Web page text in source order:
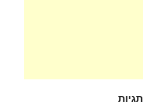
תגיות